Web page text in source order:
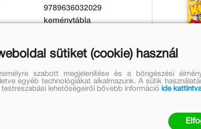
9789636032029
keménytábla
Online ár:
4 099 Ft
sütiket (cookie) használ
szabott megjelenítése és a böngészési
egyéb technológiákat alkalmazunk. A sütik
lehetőségeiről bővebb információ ide